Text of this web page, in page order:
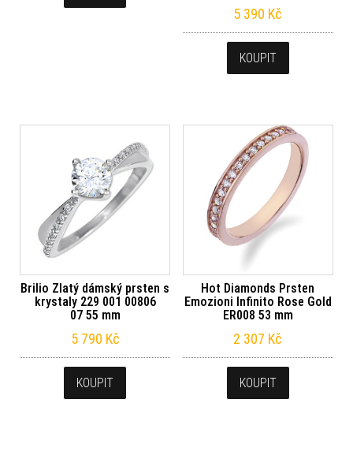
5 390 Kč
KOUPIT
Brilio Zlatý dámský prsten s
krystaly 229 001 00806
07 55 mm
5 790 Kč
KOUPIT
Hot Diamonds Prsten
Emozioni Infinito Rose Gold
ER008 53 mm
2 307 Kč
KOUPIT